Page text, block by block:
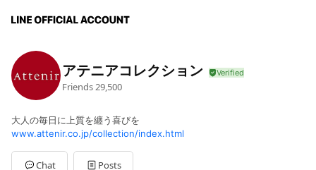
アテニアコレクション
Friends 29,500
大人の毎日に上質を纏う喜びを
www.attenir.co.jp/collection/index.html
Chat Posts